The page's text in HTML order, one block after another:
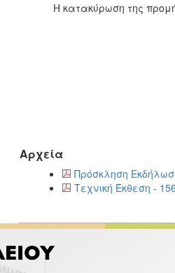
Η κατακύρωση της
Αρχεία
Πρόσκληση
Τεχνική Έκθεση -